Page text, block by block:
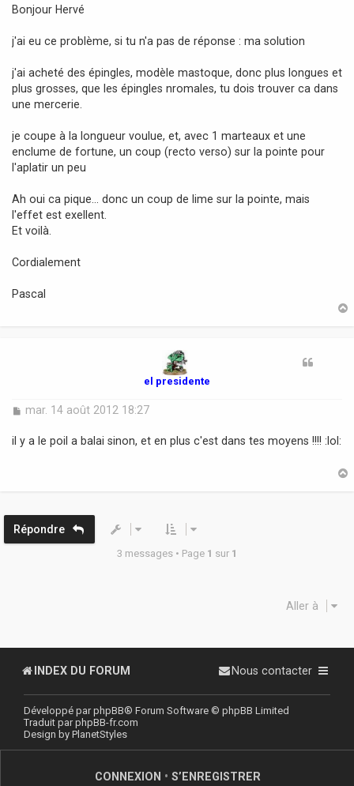
s
g
Bonjour Hervé
j'ai eu ce problème, si tu n'a pas de réponse : ma solution
j'ai acheté des épingles, modèle mastoque, donc plus longues et
plus grosses, que les épingles nromales, tu dois trouver ca dans
une mercerie.
je coupe à la longueur voulue, et, avec 1 marteaux et une
enclume de fortune, un coup (recto verso) sur la pointe pour
l'aplatir un peu
Ah oui ca pique... donc un coup de lime sur la pointe, mais
l'effet est exellent.
Et voilà.
Cordialement
Pascal
el presidente
M
s
s
mar. 14 août 2012 18:27
il y a le poil a balai sinon, et en plus c'est dans tes moyens !!!! :lol:
Répondre
3 messages • Page 1 sur 1
Aller à
INDEX DU FORUM Nous contacter
Développé parphpBB® Forum Software © phpBB Limited
Traduit parphpBB-fr.com
Design by PlanetStyles
CONNEXION • S’ENREGISTRER